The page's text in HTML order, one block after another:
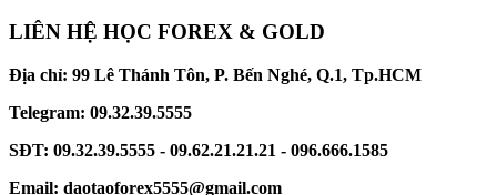
LIÊN HỆ HỌC FOREX & GOLD
Địa chỉ: 99 Lê Thánh Tôn, P. Bến Nghé, Q.1, Tp.HCM
Telegram: 09.32.39.5555
SĐT: 09.32.39.5555 - 09.62.21.21.21 - 096.666.1585
Email: daotaoforex5555@gmail.com